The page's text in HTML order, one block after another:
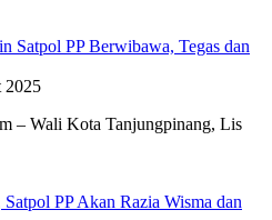
Satpol PP Berwibawa, Tegas dan
2025
– Wali Kota Tanjungpinang, Lis
PP Akan Razia Wisma dan